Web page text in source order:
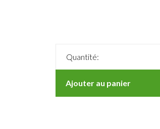
Quantité:
Ajouter au panier